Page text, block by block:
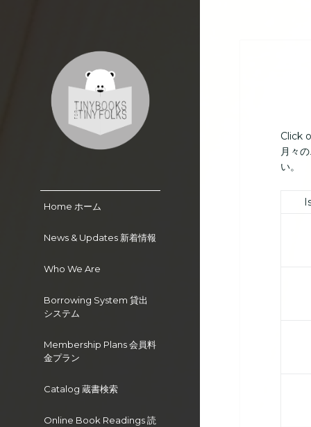
Folks
Home ホーム
News & Updates 新着情報
Who We Are
Borrowing System 貸出
システム
Membership Plans 会員料
金プラン
Catalog 蔵書検索
Online Book Readings 読
Click
月々
い。